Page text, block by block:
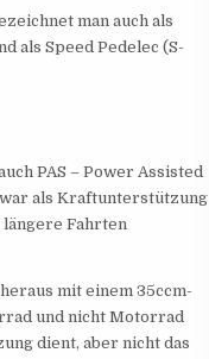
man auch als
als Speed Pedelec (S-
PAS – Power Assisted
als Kraftunterstützung
Fahrten
mit einem 35ccm-
und nicht Motorrad
dient, aber nicht das